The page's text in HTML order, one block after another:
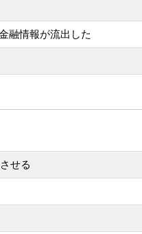
融情報が流出した
せる